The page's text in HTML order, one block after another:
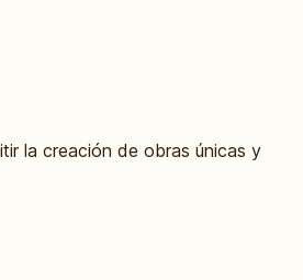
la creación de obras únicas y